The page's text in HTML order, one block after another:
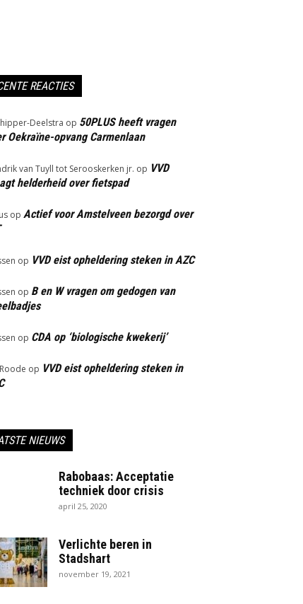
REACTIES
Deelstra op 50PLUS heeft vragen
Oekraïne-opvang Carmenlaan
van Tuyll tot Serooskerken jr. op VVD
helderheid over fietspad
op Actief voor Amstelveen bezorgd over
op VVD eist opheldering steken in AZC
op B en W vragen om gedogen van
op CDA op ‘biologische kwekerij’
op VVD eist opheldering steken in
NIEUWS
Rabobaas: Acceptatie
techniek door crisis
april 25, 2020
Verlichte beren in
Stadshart
november 19, 2021